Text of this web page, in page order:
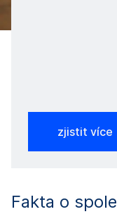
zjistit více
Fakta o